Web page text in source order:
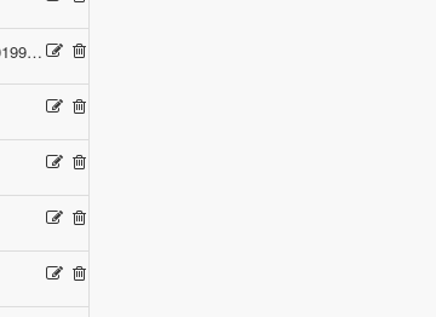
" response.write(9019981*9755735) " (0)